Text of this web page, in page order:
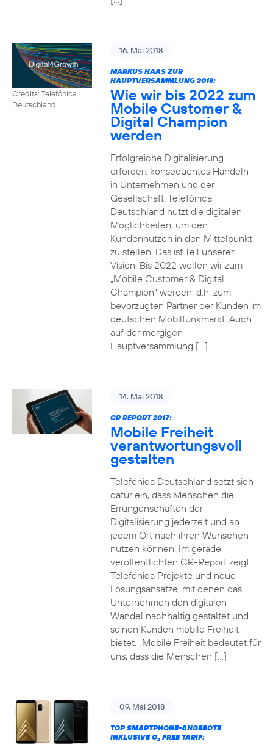
Credits: Telefónica
Deutschland
16. Mai 2018
MARKUS HAAS ZUR
HAUPTVERSAMMLUNG 2018:
Wie wir bis 2022 zum
Mobile Customer &
Digital Champion
werden
Erfolgreiche Digitalisierung
erfordert konsequentes Handeln –
in Unternehmen und der
Gesellschaft. Telefónica
Deutschland nutzt die digitalen
Möglichkeiten, um den
Kundennutzen in den Mittelpunkt
zu stellen. Das ist Teil unserer
Vision: Bis 2022 wollen wir zum
„Mobile Customer & Digital
Champion“ werden, d.h. zum
bevorzugten Partner der Kunden im
deutschen Mobilfunkmarkt. Auch
auf der morgigen
Hauptversammlung […]
14. Mai 2018
CR REPORT 2017:
Mobile Freiheit
verantwortungsvoll
gestalten
Telefónica Deutschland setzt sich
dafür ein, dass Menschen die
Errungenschaften der
Digitalisierung jederzeit und an
jedem Ort nach ihren Wünschen
nutzen können. Im gerade
veröffentlichten CR-Report zeigt
Telefónica Projekte und neue
Lösungsansätze, mit denen das
Unternehmen den digitalen
Wandel nachhaltig gestaltet und
seinen Kunden mobile Freiheit
bietet. „Mobile Freiheit bedeutet für
uns, dass die Menschen […]
09. Mai 2018
TOP SMARTPHONE-ANGEBOTE
INKLUSIVE O2FREE TARIF: